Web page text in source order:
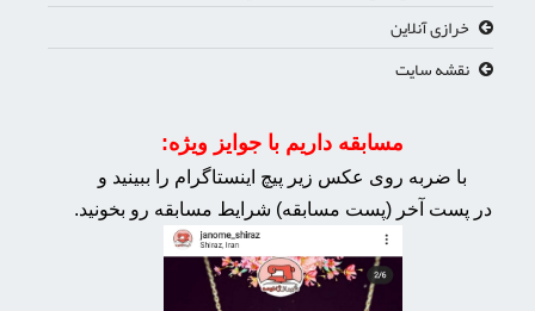
خرازی آنلاین
نقشه سایت
مسابقه داریم با جوایز ویژه:
با ضربه روی عکس زیر پیچ اینستاگرام را ببینید و
در پست آخر (پست مسابقه) شرایط مسابقه رو بخونید.